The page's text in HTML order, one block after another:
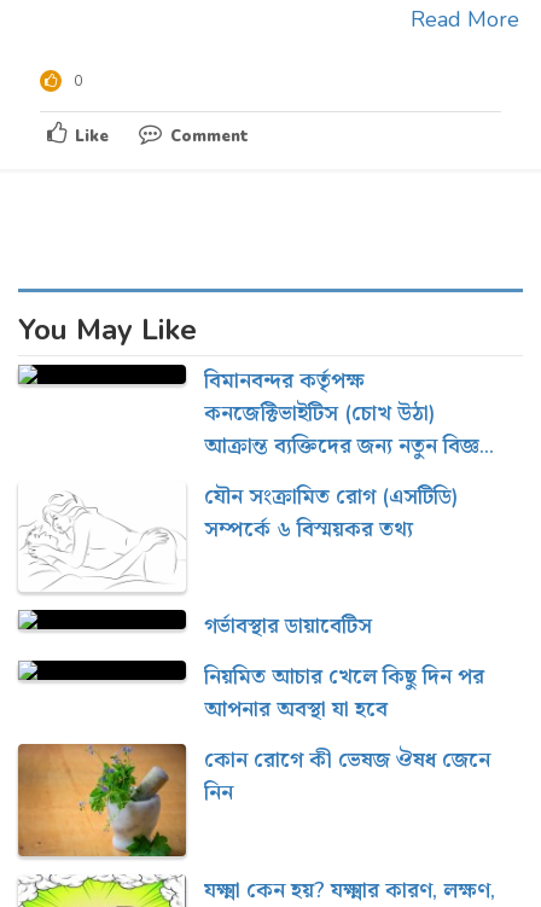
Read More
0
Like Comment
You May Like
বিমানবন্দর কর্তৃপক্ষ
কনজেক্টিভাইটিস (চোখ উঠা)
আক্রান্ত ব্যক্তিদের জন্য নতুন বিজ্ঞপ্তি
প্রকাশ করেছে
যৌন সংক্রামিত রোগ (এসটিডি)
সম্পর্কে ৬ বিস্ময়কর তথ্য
গর্ভাবস্থার ডায়াবেটিস
নিয়মিত আচার খেলে কিছু দিন পর
আপনার অবস্থা যা হবে
কোন রোগে কী ভেষজ ঔষধ জেনে
নিন
যক্ষ্মা কেন হয়? যক্ষ্মার কারণ, লক্ষণ,